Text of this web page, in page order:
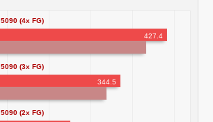
(4x FG)
427.4
(3x FG)
344.5
(2x FG)